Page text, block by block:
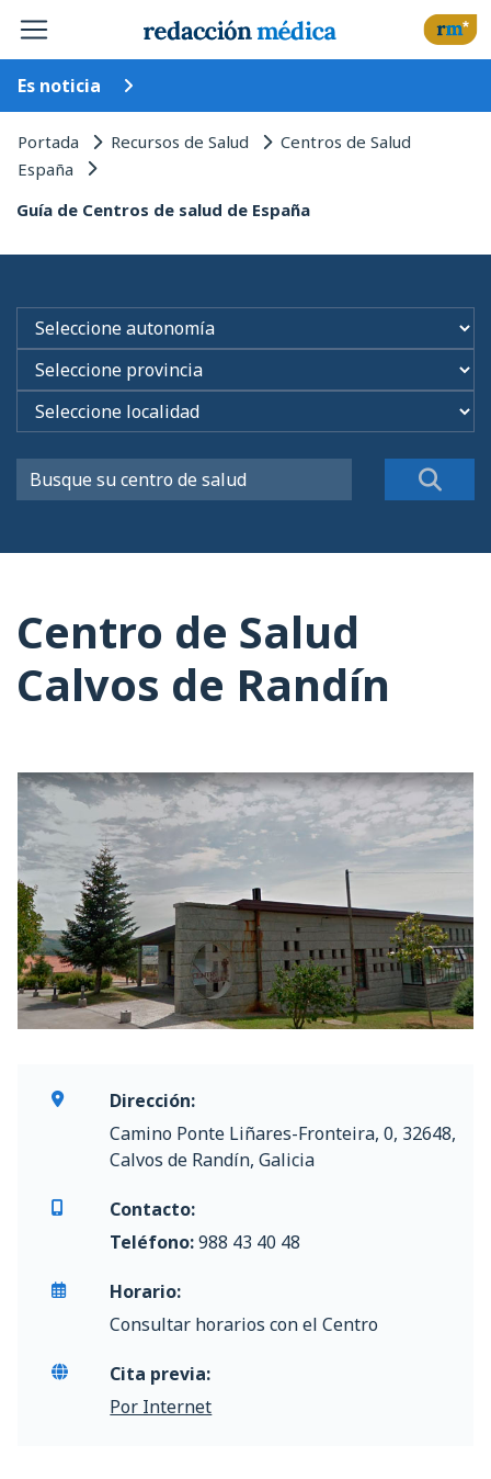
Es noticia
Portada Recursos de Salud Centros de Salud
España
Guía de Centros de salud de España
Centro de Salud
Calvos de Randín
Dirección:
Camino Ponte Liñares-Fronteira, 0, 32648,
Calvos de Randín, Galicia
Contacto:
Teléfono:988 43 40 48
Horario:
Consultar horarios con el Centro
Cita previa:
Por Internet